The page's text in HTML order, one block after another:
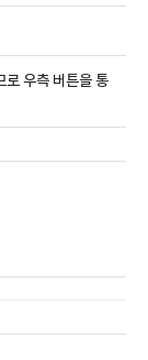
로 우측 버튼을 통